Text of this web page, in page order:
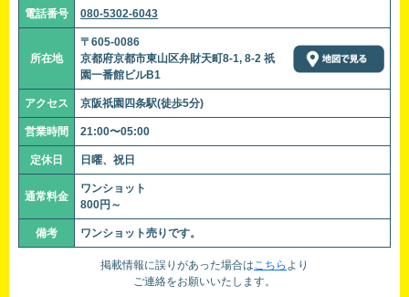
電話番号 080-5302-6043
所在地
〒605-0086
京都府京都市東山区弁財天町8-1, 8-2 祇
園一番館ビルB1
アクセス 京阪祇園四条駅(徒歩5分)
営業時間 21:00〜05:00
定休日 日曜、祝日
通常料金
ワンショット
800円～
備考 ワンショット売りです。
掲載情報に誤りがあった場合はこちら より
ご連絡をお願いいたします。